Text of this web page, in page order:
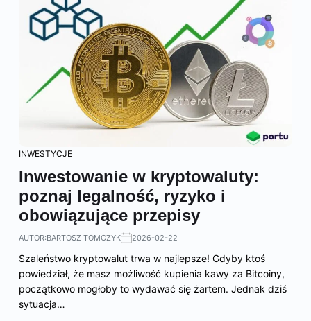
INWESTYCJE
Inwestowanie w kryptowaluty:
poznaj legalność, ryzyko i
obowiązujące przepisy
AUTOR:BARTOSZ TOMCZYK 2026-02-22
Szaleństwo kryptowalut trwa w najlepsze! Gdyby ktoś
powiedział, że masz możliwość kupienia kawy za Bitcoiny,
początkowo mogłoby to wydawać się żartem. Jednak dziś
sytuacja…